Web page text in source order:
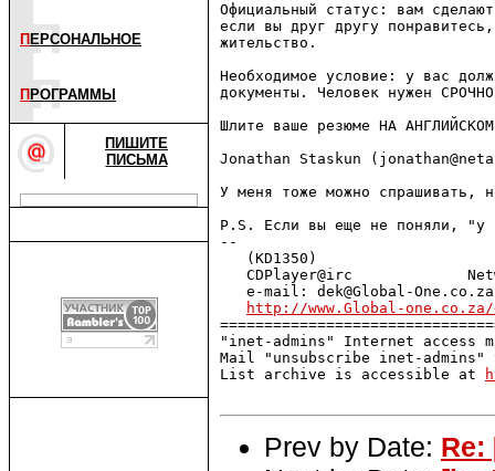
П ЕРСОНАЛЬНОЕ
П РОГРАММЫ
ПИШИТЕ
ПИСЬМА
Официальный статус: вам
если вы друг другу
жительство.
Необходимое условие: у вас
документы. Человек нужен
Шлите ваше резюме НА
Jonathan Staskun
У меня тоже можно
P.S. Если вы еще не поняли,
--
(KD1350)
CDPlayer@irc
e-mail: dek@Global-
http://www.Global-one.co.za/
"inet-admins" Internet access
Mail "unsubscribe inet-
List archive is accessible at
Prev by Date: Re: